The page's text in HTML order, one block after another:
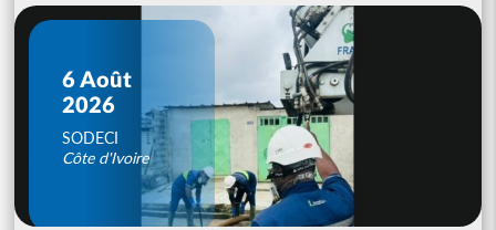
6 Août
2026
SODECI
Côte d'Ivoire